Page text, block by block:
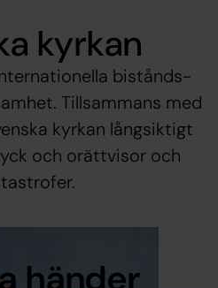
kyrkan
bistånds-
Tillsammans med
kyrkan långsiktigt
och orättvisor och
händer